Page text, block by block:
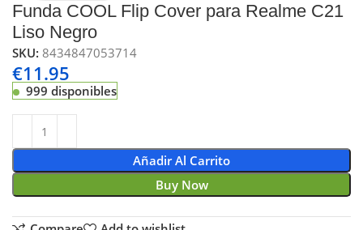
Funda COOL Flip Cover para Realme C21
Liso Negro
SKU:8434847053714
€11.95
999 disponibles
Añadir Al Carrito
Buy Now